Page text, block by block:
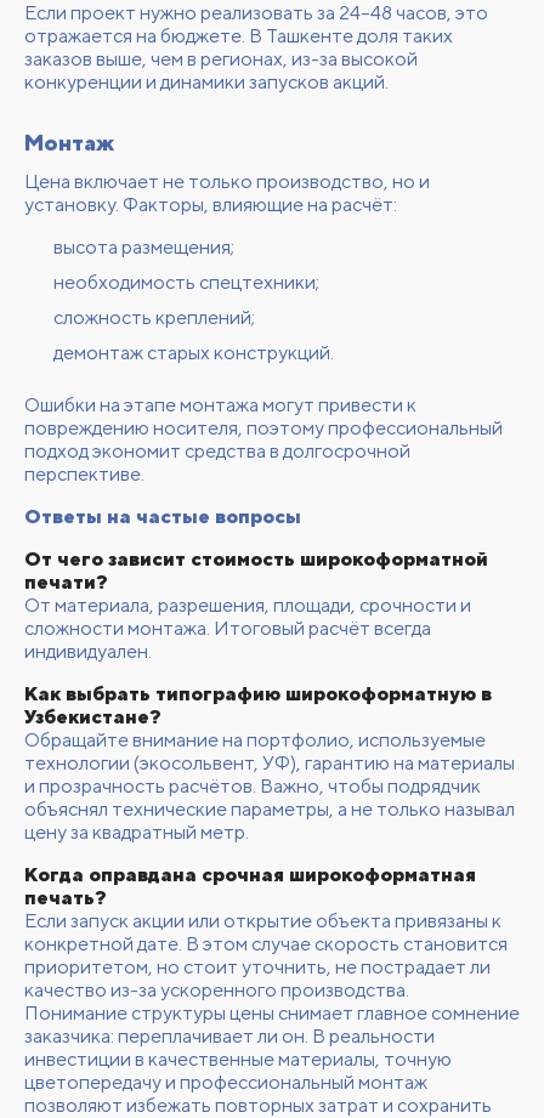
Если проект нужно реализовать за 24–48 часов, это
отражается на бюджете. В Ташкенте доля таких
заказов выше, чем в регионах, из-за высокой
конкуренции и динамики запусков акций.
Монтаж
Цена включает не только производство, но и
установку. Факторы, влияющие на расчёт:
высота размещения;
необходимость спецтехники;
сложность креплений;
демонтаж старых конструкций.
Ошибки на этапе монтажа могут привести к
повреждению носителя, поэтому профессиональный
подход экономит средства в долгосрочной
перспективе.
Ответы на частые вопросы
От чего зависит стоимость широкоформатной
печати?
От материала, разрешения, площади, срочности и
сложности монтажа. Итоговый расчёт всегда
индивидуален.
Как выбрать типографию широкоформатную в
Узбекистане?
Обращайте внимание на портфолио, используемые
технологии (экосольвент, УФ), гарантию на материалы
и прозрачность расчётов. Важно, чтобы подрядчик
объяснял технические параметры, а не только называл
цену за квадратный метр.
Когда оправдана срочная широкоформатная
печать?
Если запуск акции или открытие объекта привязаны к
конкретной дате. В этом случае скорость становится
приоритетом, но стоит уточнить, не пострадает ли
качество из-за ускоренного производства.
Понимание структуры цены снимает главное сомнение
заказчика: переплачивает ли он. В реальности
инвестиции в качественные материалы, точную
цветопередачу и профессиональный монтаж
позволяют избежать повторных затрат и сохранить